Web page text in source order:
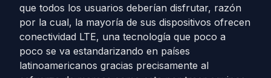
que todos los usuarios deberían disfrutar, razón
por la cual, la mayoría de sus dispositivos ofrecen
conectividad LTE, una tecnología que poco a
poco se va estandarizando en países
latinoamericanos gracias precisamente al